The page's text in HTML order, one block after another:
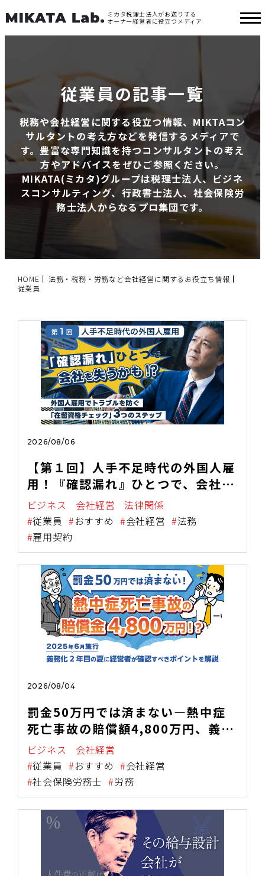
ミカタ税理士法人がお送りする
オーナー経営者に役立つメディア
従業員の記事一覧
税務や会社経営に関する役立つ情報、MIKTAコン
サルタントの考え方などを発信するメディアで
す。豊富な専門知識を持つコンサルタントの考え
方やアドバイスをぜひご参照ください。
MIKATA(ミカタ)グループは税理士法人、ビジネ
スコンサルティング、行政書士法人、社会保険労
務士法人からなるプロ集団です。
HOME
法務・税務・労務など会社経営に関するお役立ち情報
従業員
2026/08/06
【第１回】人手不足時代の外国人雇
用！『確認漏れ』ひとつで、会社を
失うかも！？
ビジネス 会社経営
法律関係
従業員
おすすめ 会社経営
法務
雇用契約
2026/08/04
罰金50万円では済まない―熱中症
死亡事故の賠償額4,800万円、義務
化2年目の夏に経営者が確認すべき
こと～2025年6月施行・職場の熱中
症対策義務化を中小企業向けに解説
～
ビジネス
会社経営
従業員
おすすめ
会社経営
社会保険労務士
労務